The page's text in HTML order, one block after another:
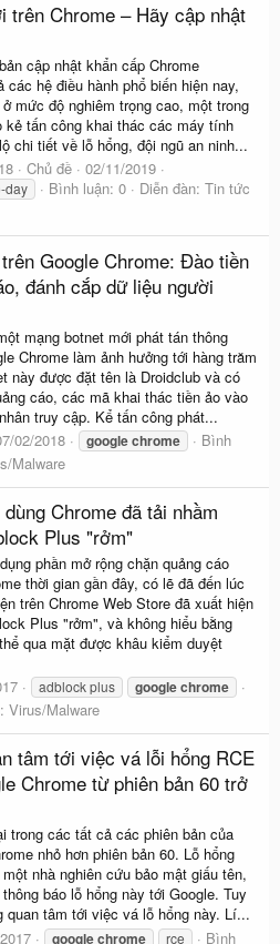
trên Chrome – Hãy cập nhật
cập nhật khẩn cấp Chrome
các hệ điều hành phổ biến hiện nay,
mức độ nghiêm trọng cao, một trong
kẻ tấn công khai thác các máy tính
chi tiết về lỗ hổng, đội ngũ an ninh...
Chủ đề 02/11/2019
day Bình luận: 0 Diễn đàn: Tin tức
Google Chrome: Đào tiền
đánh cắp dữ liệu người
mạng botnet mới phát tán thông
Chrome làm ảnh hưởng tới hàng trăm
này được đặt tên là Droidclub và có
cáo, các mã khai thác tiền ảo vào
truy cập. Kể tấn công phát...
02/2018 googlechrome
Bình
Malware
Chrome đã tải nhầm
Plus "rởm"
phần mở rộng chặn quảng cáo
thời gian gần đây, có lẽ đã đến lúc
trên Chrome Web Store đã xuất hiện
Plus "rởm", và không hiểu bằng
qua mặt được khâu kiểm duyệt
adblock plus googlechrome
Virus/Malware
tâm tới việc vá lỗi hổng RCE
Chrome từ phiên bản 60 trở
trong các tất cả các phiên bản của
nhỏ hơn phiên bản 60. Lỗ hổng
nhà nghiên cứu bảo mật giấu tên,
báo lỗ hổng này tới Google. Tuy
quan tâm tới việc vá lỗ hổng này. Lí...
googlechrome rce
Bình